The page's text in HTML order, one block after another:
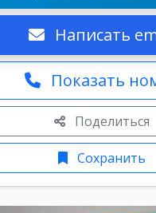
Написать
Показать
Поделиться
Сохранить